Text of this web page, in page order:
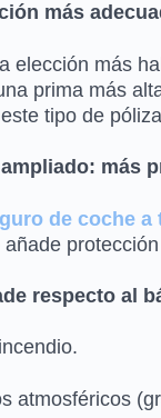
más
elección más
prima más
tipo de
más
de coche
respecto al
atmosféricos